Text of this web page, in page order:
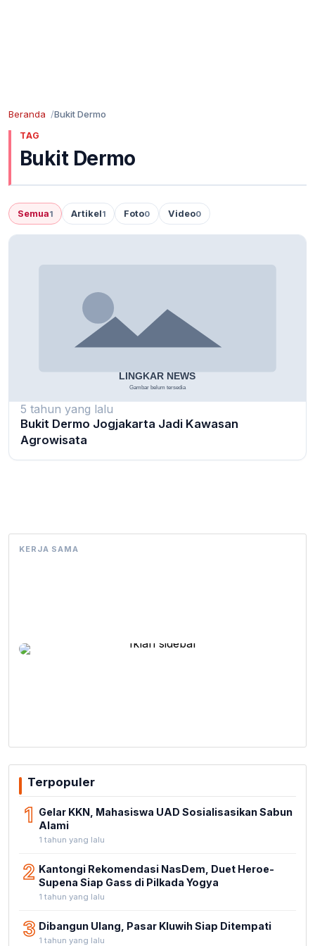
Beranda Bukit Dermo
TAG
Bukit Dermo
Semua1 Artikel1 Foto0 Video0
5 tahun yang lalu
Bukit Dermo Jogjakarta Jadi Kawasan
Agrowisata
KERJA SAMA
Terpopuler
1 Gelar KKN, Mahasiswa UAD Sosialisasikan Sabun
Alami
1 tahun yang lalu
2 Kantongi Rekomendasi NasDem, Duet Heroe-
Supena Siap Gass di Pilkada Yogya
1 tahun yang lalu
3 Dibangun Ulang, Pasar Kluwih Siap Ditempati
1 tahun yang lalu